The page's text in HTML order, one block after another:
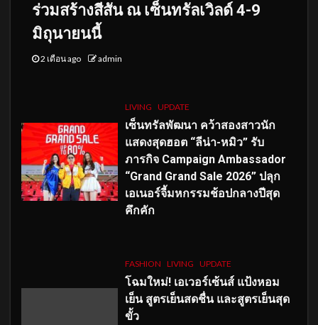
ร่วมสร้างสีสัน ณ เซ็นทรัลเวิลด์ 4-9
มิถุนายนนี้
2 เดือน ago admin
LIVING UPDATE
เซ็นทรัลพัฒนา คว้าสองสาวนัก
แสดงสุดฮอต “ลีน่า-หมิว” รับ
ภารกิจ Campaign Ambassador
“Grand Grand Sale 2026” ปลุก
เอเนอร์จี้มหกรรมช้อปกลางปีสุด
คึกคัก
FASHION LIVING UPDATE
โฉมใหม่! เอเวอร์เซ้นส์ แป้งหอม
เย็น สูตรเย็นสดชื่น และสูตรเย็นสุด
ขั้ว